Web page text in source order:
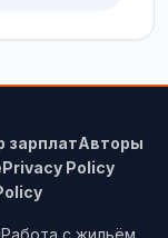
зарплатАвторы
Privacy Policy
Работа с жильём